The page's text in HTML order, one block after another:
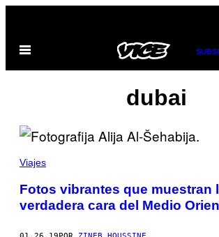
contenido
Abrir
dubai
Viajes
Fotos vibrantes que muestran
verdadera cara del Medio